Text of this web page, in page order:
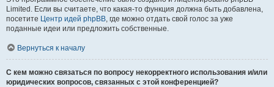
Limited. Если вы считаете, что какая-то функция должна быть добавлена,
посетите Центр идей phpBB, где можно отдать свой голос за уже
поданные идеи или предложить собственные.
Вернуться к началу
С кем можно связаться по вопросу некорректного использования и/или
юридических вопросов, связанных с этой конференцией?